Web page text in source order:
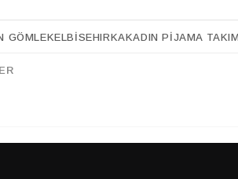
GÖMLEKELBISEHIRKAKADIN PIJAMA